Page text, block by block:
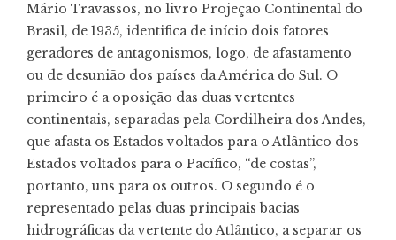
Mário Travassos, no livro Projeção Continental do
Brasil, de 1935, identifica de início dois fatores
geradores de antagonismos, logo, de afastamento
ou de desunião dos países da América do Sul. O
primeiro é a oposição das duas vertentes
continentais, separadas pela Cordilheira dos Andes,
que afasta os Estados voltados para o Atlântico dos
Estados voltados para o Pacífico, “de costas”,
portanto, uns para os outros. O segundo é o
representado pelas duas principais bacias
hidrográficas da vertente do Atlântico, a separar os